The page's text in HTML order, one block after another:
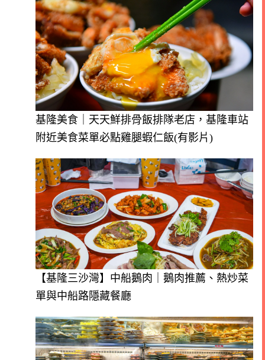
基隆美食｜天天鮮排骨飯排隊老店，基隆車站
附近美食菜單必點雞腿蝦仁飯(有影片)
【基隆三沙灣】中船鵝肉｜鵝肉推薦、熱炒菜
單與中船路隱藏餐廳